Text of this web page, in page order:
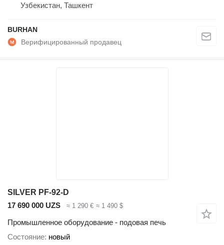
Узбекистан, Ташкент
BURHAN
SILVER PF-92-D
17 690 000 UZS
≈ 1 290 € ≈ 1 490 $
Промышленное оборудование - подовая печь
Состояние новый